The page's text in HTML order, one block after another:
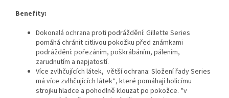
Benefity:
Dokonalá ochrana proti podráždění: Gillette Series
pomáhá chránit citlivou pokožku před známkami
podráždění: pořezáním, poškrábáním, pálením,
zarudnutím a napjatostí.
Více zvlhčujících látek, větší ochrana: Složení řady Series
má více zvlhčujících látek*, které pomáhají holicímu
strojku hladce a pohodlně klouzat po pokožce. *v